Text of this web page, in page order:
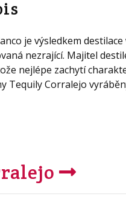
je výsledkem
nezrající. Majitel
nejlépe zachytí
Tequily Corralejo